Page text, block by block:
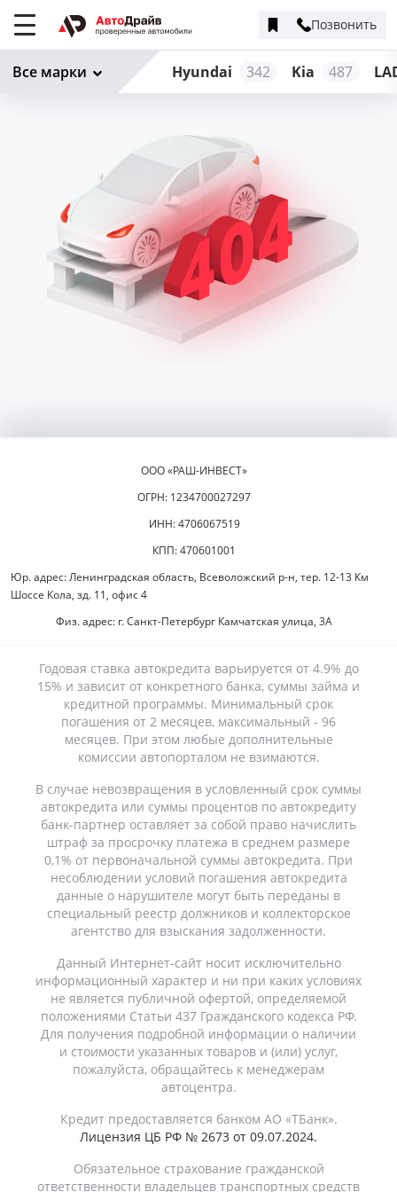
Позвонить
Hyundai 342 Kia 487
Все марки
ООО «РАШ-ИНВЕСТ»
ОГРН: 1234700027297
ИНН: 4706067519
КПП: 470601001
Юр. адрес: Ленинградская область, Всеволожский р-н, тер. 12-13 Км
Шоссе Кола, зд. 11, офис 4
Физ. адрес: г. Санкт-Петербург Камчатская улица, 3А
Годовая ставка автокредита варьируется от 4.9% до
15% и зависит от конкретного банка, суммы займа и
кредитной программы. Минимальный срок
погашения от 2 месяцев, максимальный - 96
месяцев. При этом любые дополнительные
комиссии автопорталом не взимаются.
В случае невозвращения в условленный срок суммы
автокредита или суммы процентов по автокредиту
банк-партнер оставляет за собой право начислить
штраф за просрочку платежа в среднем размере
0,1% от первоначальной суммы автокредита. При
несоблюдении условий погашения автокредита
данные о нарушителе могут быть переданы в
специальный реестр должников и коллекторское
агентство для взыскания задолженности.
Данный Интернет-сайт носит исключительно
информационный характер и ни при каких условиях
не является публичной офертой, определяемой
положениями Статьи 437 Гражданского кодекса РФ.
Для получения подробной информации о наличии
и стоимости указанных товаров и (или) услуг,
пожалуйста, обращайтесь к менеджерам
автоцентра.
Кредит предоставляется банком АО «ТБанк».
Лицензия ЦБ РФ № 2673 от 09.07.2024.
Обязательное страхование гражданской
ответственности владельцев транспортных средств